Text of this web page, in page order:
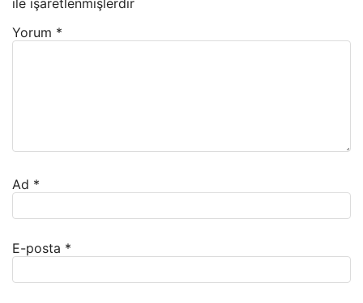
ile işaretlenmişlerdir
Yorum *
Ad *
E-posta *